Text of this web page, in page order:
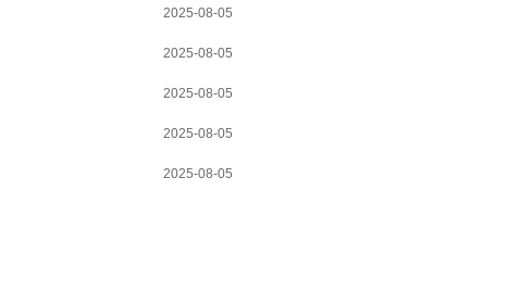
2025-08-05
2025-08-05
2025-08-05
2025-08-05
2025-08-05